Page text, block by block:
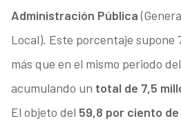
Administración Pública
Local). Este porcentaje supone
más que en el mismo periodo
acumulando un total de 7,5
El objeto del 59,8 por ciento